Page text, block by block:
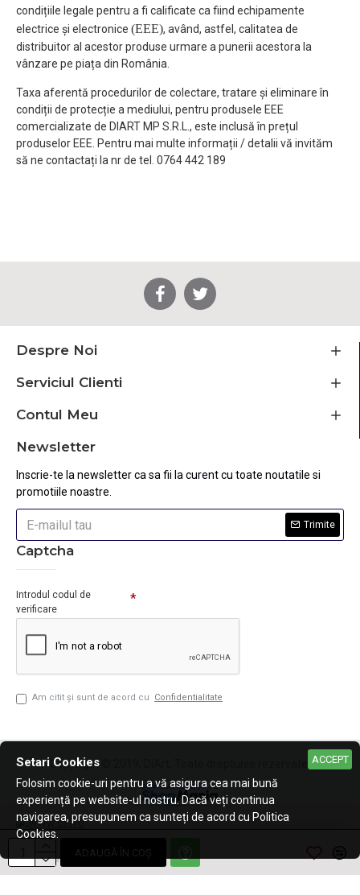
ADAUGĂ ÎN COŞ
condițiile legale pentru a fi calificate ca fiind echipamente
electrice și electronice (EEE), având, astfel, calitatea de
distribuitor al acestor produse urmare a punerii acestora la
vânzare pe piața din România.
Taxa aferentă procedurilor de colectare, tratare și eliminare în
condiții de protecție a mediului, pentru produsele EEE
comercializate de DIART MP S.R.L., este inclusă în prețul
produselor EEE. Pentru mai multe informații / detalii vă invităm
să ne contactați la nr de tel. 0764 442 189
Despre Noi
Serviciul Clienti
Contul Meu
Newsletter
Inscrie-te la newsletter ca sa fii la curent cu toate noutatile si
promotiile noastre.
Trimite
Captcha
Introdul codul de
verificare
Am citit şi sunt de acord cu Confidentialitate
Copyright © 2019, DiArt, Toate drepturile rezervate. ACCEPT
Setari Cookies
Folosim cookie-uri pentru a vă asigura cea mai bună
experiență pe website-ul nostru. Dacă veți continua
navigarea, presupunem ca sunteți de acord cu Politica
Cookies.